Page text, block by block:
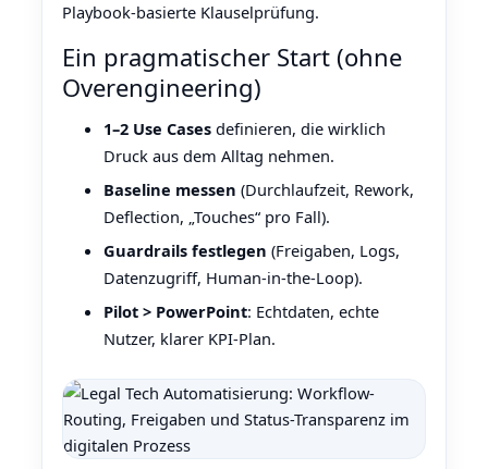
Playbook‑basierte Klauselprüfung.
Ein pragmatischer Start (ohne
Overengineering)
1–2 Use Cases definieren, die wirklich
Druck aus dem Alltag nehmen.
Baseline messen (Durchlaufzeit, Rework,
Deflection, „Touches“ pro Fall).
Guardrails festlegen (Freigaben, Logs,
Datenzugriff, Human‑in‑the‑Loop).
Pilot > PowerPoint: Echtdaten, echte
Nutzer, klarer KPI‑Plan.